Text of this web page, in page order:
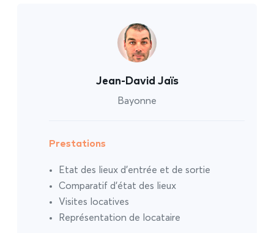
Jean-David Jaïs
Bayonne
Prestations
Etat des lieux d’entrée et de sortie
Comparatif d’état des lieux
Visites locatives
Représentation de locataire